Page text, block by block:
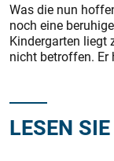
Was die nun
noch eine
Kindergarten liegt
nicht betroffen. Er
LESEN